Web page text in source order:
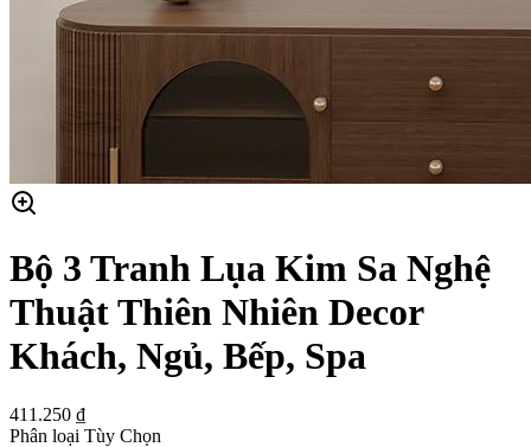
Bộ 3 Tranh Lụa Kim Sa Nghệ
Thuật Thiên Nhiên Decor
Khách, Ngủ, Bếp, Spa
411.250 ₫
Phân loại Tùy Chọn